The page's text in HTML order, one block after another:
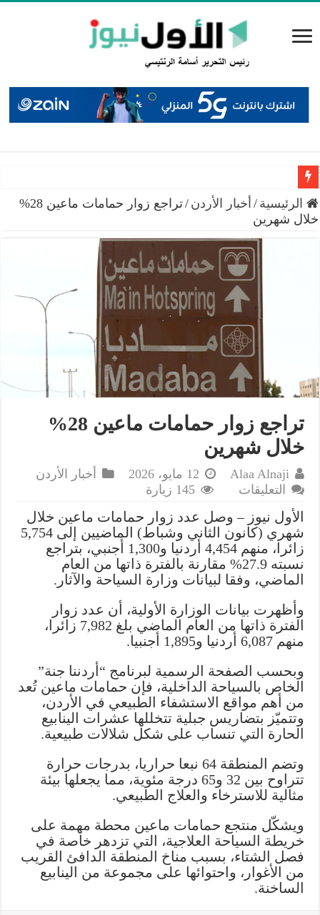
سميرات: افتتاح “منصة الشمال” يجسد التزام الوزارة
الرئيسية / أخبار الأردن /
تراجع زوار حمامات ماعين 28%
خلال شهرين
تراجع زوار حمامات ماعين 28%
خلال شهرين
Alaa Alnaji 12 مايو، 2026
أخبار الأردن
التعليقات
زوار
حمامات
ماعين
28%
خلال
مغلقة
145 زيارة
الأول نيوز – وصل عدد زوار حمامات ماعين خلال
شهري (كانون الثاني وشباط) الماضيين إلى 5,754
زائرا، منهم 4,454 أردنيا و1,300 أجنبي، بتراجع
نسبته 27.9% مقارنة بالفترة ذاتها من العام
الماضي، وفقا لبيانات وزارة السياحة والآثار.
وأظهرت بيانات الوزارة الأولية، أن عدد زوار
الفترة ذاتها من العام الماضي بلغ 7,982 زائرا،
منهم 6,087 أردنيا و1,895 أجنبيا.
وبحسب الصفحة الرسمية لبرنامج “أردننا جنة”
الخاص بالسياحة الداخلية، فإن حمامات ماعين تُعد
من أهم مواقع الاستشفاء الطبيعي في الأردن،
وتتميّز بتضاريس جبلية تتخللها عشرات الينابيع
الحارة التي تنساب على شكل شلالات طبيعية.
وتضم المنطقة 64 نبعا حراريا، بدرجات حرارة
تتراوح بين 32 و65 درجة مئوية، مما يجعلها بيئة
مثالية للاسترخاء والعلاج الطبيعي.
ويشكّل منتجع حمامات ماعين محطة مهمة على
خريطة السياحة العلاجية، التي تزدهر خاصة في
فصل الشتاء، بسبب مناخ المنطقة الدافئ القريب
من الأغوار، واحتوائها على مجموعة من الينابيع
الساخنة.